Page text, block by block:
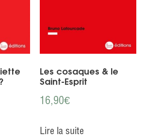
Les cosaques & le
Saint-Esprit
16,90€
Lire la suite